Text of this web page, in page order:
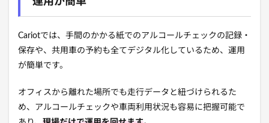
Cariotでは、手間のかかる紙でのアルコールチェックの記録・
保存や、共用車の予約も全てデジタル化しているため、運用
が簡単です。
オフィスから離れた場所でも走行データと紐づけられるた
め、アルコールチェックや車両利用状況も容易に把握可能で